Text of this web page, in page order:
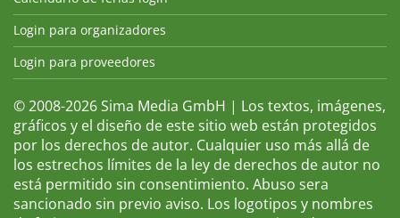
Login para organizadores
Login para proveedores
© 2008-2026 Sima Media GmbH | Los textos, imágenes,
gráficos y el diseño de este sitio web están protegidos
por los derechos de autor. Cualquier uso más allá de
los estrechos límites de la ley de derechos de autor no
está permitido sin consentimiento. Abuso sera
sancionado sin previo aviso. Los logotipos y nombres